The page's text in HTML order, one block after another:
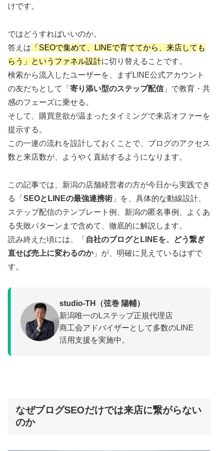
けです。
ではどうすればいいのか。
答えは 「SEOで集めて、LINEで育ててから、来店しても
らう」というファネル設計に切り替えることです。
検索から流入したユーザーを、まずLINE公式アカウント
の友だちとして「 寄り添い型のステップ配信」で教育・共
感のフェーズに乗せる。
そして、購買意欲が温まったタイミングで来店オファーを
提示する。
この一連の流れを設計しておくことで、ブログのアクセス
数と来店数が、ようやく直結するようになります。
この記事では、新潟の店舗経営者の方が今日から実践でき
る「 SEOとLINEの最強連携術 」を、具体的な動線設計、
ステップ配信のテンプレート例、新潟の匿名事例、よくあ
る失敗パターンまで含めて、徹底的に解説します。
読み終えた頃には、「 自社のブログとLINEを、どう繋ぎ
直せば売上に変わるのか」が、明確に見えているはずで
す。
studio-TH（弦巻 陽輔）
新潟唯一のLステップ正規代理店
商工会アドバイザーとして多数のLINE
活用支援を実施中。
なぜブログSEOだけでは来店に繋がらない
のか